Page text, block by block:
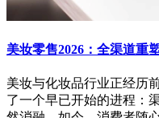
美妆零售2026：全渠道重
美妆与化妆品行业正经历
了一个早已开始的进程：